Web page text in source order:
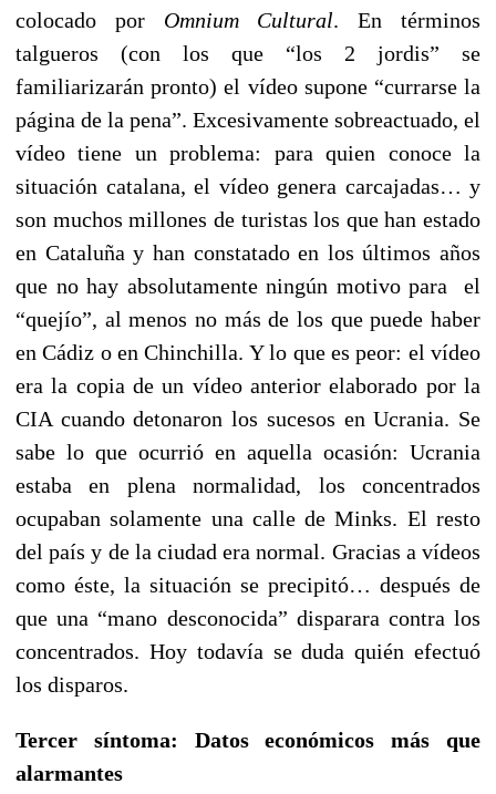
colocado por Omnium Cultural. En términos
talgueros (con los que “los 2 jordis” se
familiarizarán pronto) el vídeo supone “currarse la
página de la pena”. Excesivamente sobreactuado, el
vídeo tiene un problema: para quien conoce la
situación catalana, el vídeo genera carcajadas… y
son muchos millones de turistas los que han estado
en Cataluña y han constatado en los últimos años
que no hay absolutamente ningún motivo para el
“quejío”, al menos no más de los que puede haber
en Cádiz o en Chinchilla. Y lo que es peor: el vídeo
era la copia de un vídeo anterior elaborado por la
CIA cuando detonaron los sucesos en Ucrania. Se
sabe lo que ocurrió en aquella ocasión: Ucrania
estaba en plena normalidad, los concentrados
ocupaban solamente una calle de Minks. El resto
del país y de la ciudad era normal. Gracias a vídeos
como éste, la situación se precipitó… después de
que una “mano desconocida” disparara contra los
concentrados. Hoy todavía se duda quién efectuó
los disparos.
Tercer síntoma: Datos económicos más que
alarmantes